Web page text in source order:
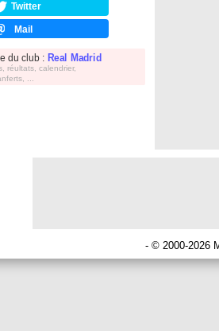
Twitter
Mail
du club : Real Madrid
réultats, calendrier,
...
- © 2000-2026